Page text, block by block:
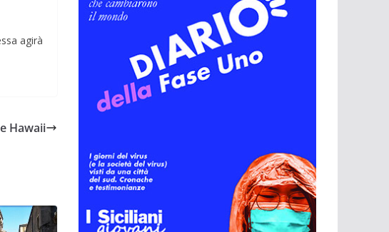
agirà
Hawaii